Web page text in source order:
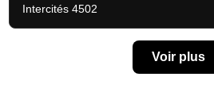
Intercités 4502
Voir plus